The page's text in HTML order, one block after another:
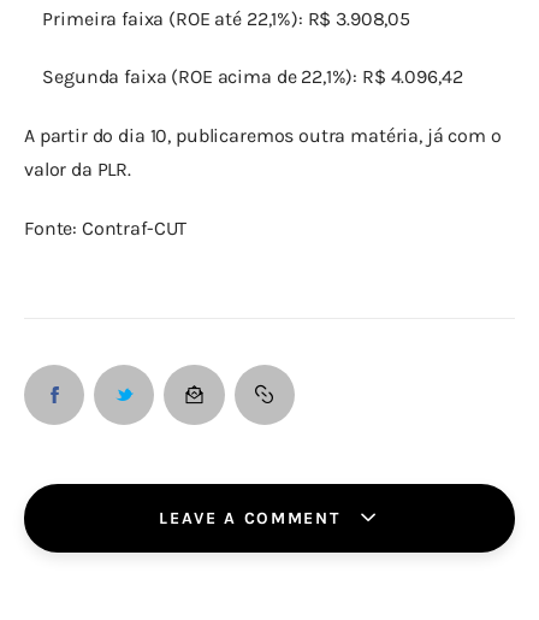
Primeira faixa (ROE até 22,1%): R$ 3.908,05
Segunda faixa (ROE acima de 22,1%): R$ 4.096,42
A partir do dia 10, publicaremos outra matéria, já com o
valor da PLR.
Fonte: Contraf-CUT
LEAVE A COMMENT